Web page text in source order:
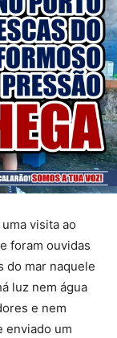
visita ao
foram ouvidas
do mar naquele
luz nem água
e nem
enviado um